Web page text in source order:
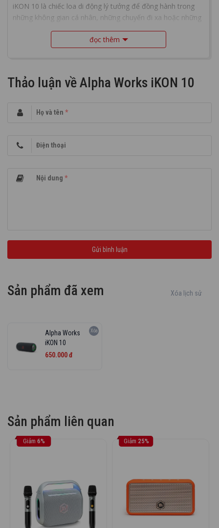
iKON 10 là chiếc loa di động lý tưởng để đồng hành trong
những không gian cá nhân, những chuyến đi xa hoặc những
buổi tụ tập bạn bè đầy năng lượng. Hãy cùngPGI
sản phẩm qua bài viết dưới đây nhé!
16kHz. Từng nhịp bass chắc gọn, mid rõ ràng và treble sáng
trong được tái hiện chân thực, phù hợp từ nhạc acoustic dịu
nhẹ đến EDM bùng nổ. Bạn sẽ luôn cảm nhận được sự khác
Thiết kế bật chất riêng
iKON 10 được hoàn thiện theo phong cách tối giản, hiện đại,
dễ hòa nhập với mọi phong cách sống năng động. Các chi
tiết được chăm chút tinh tế, mang lại cảm giác cao cấp dù
đọc thêm
Thảo luận về Alpha Works iKON 10
Họ và tên *
Điện thoại
Nội dung *
Sản phẩm đã xem Xóa lịch sử
Xóa
Alpha Works
iKON 10
650.000 đ
Sản phẩm liên quan
Giảm 6% Giảm 25%